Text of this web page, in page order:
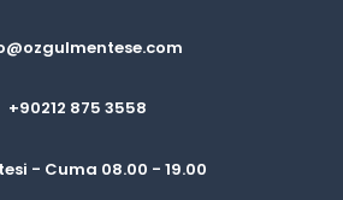
+90212 875 3558
- Cuma 08.00 - 19.00